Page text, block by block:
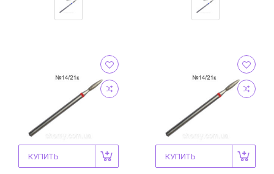
КУПИТЬ КУПИТЬ